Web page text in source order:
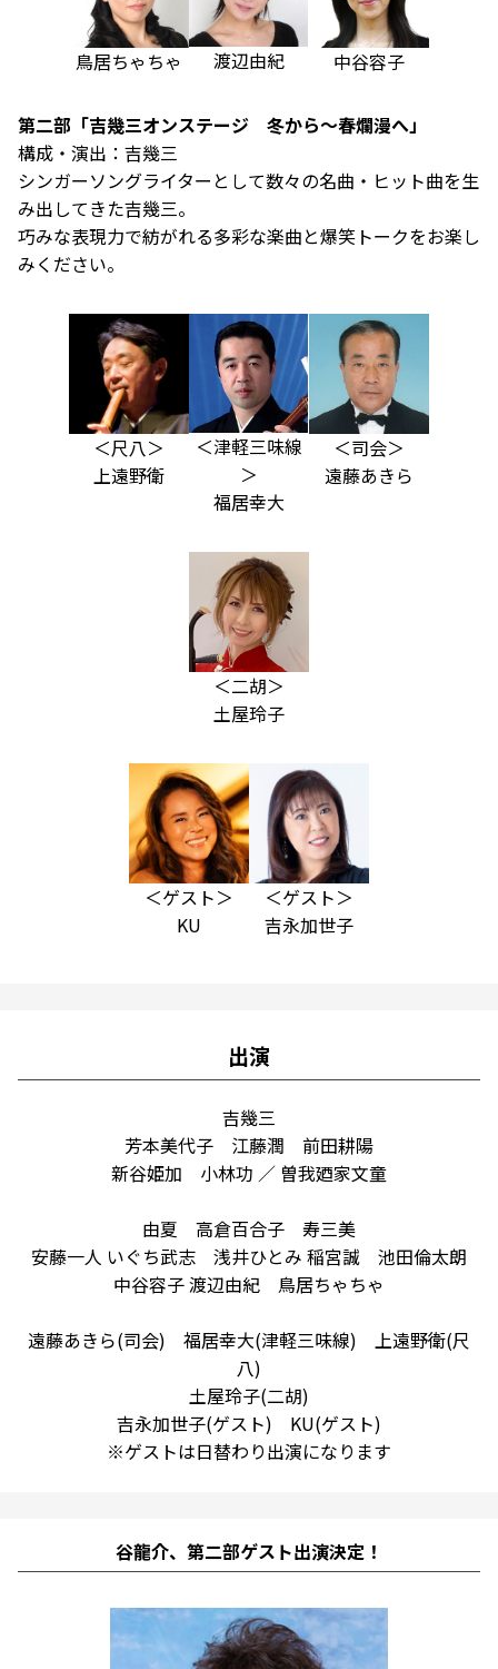
鳥居ちゃちゃ 渡辺由紀 中谷容子
第二部「吉幾三オンステージ 冬から～春爛漫へ」
構成・演出：吉幾三
シンガーソングライターとして数々の名曲・ヒット曲を生
み出してきた吉幾三。
巧みな表現力で紡がれる多彩な楽曲と爆笑トークをお楽し
みください。
＜尺八＞
上遠野衛
＜津軽三味線
＞
福居幸大
＜司会＞
遠藤あきら
＜二胡＞
土屋玲子
＜ゲスト＞
KU
＜ゲスト＞
吉永加世子
出演
吉幾三
芳本美代子 江藤潤 前田耕陽
新谷姫加 小林功 ／ 曽我廼家文童
由夏 高倉百合子 寿三美
安藤一人 いぐち武志 浅井ひとみ 稲宮誠 池田倫太朗
中谷容子 渡辺由紀 鳥居ちゃちゃ
遠藤あきら(司会) 福居幸大(津軽三味線) 上遠野衛(尺
八)
土屋玲子(二胡)
吉永加世子(ゲスト) KU(ゲスト)
※ゲストは日替わり出演になります
谷龍介、第二部ゲスト出演決定！